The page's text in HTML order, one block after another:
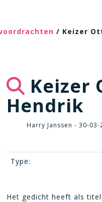
/ Keizer
Keizer
Hendrik
Harry Janssen - 30-03-
Type:
Het gedicht heeft als